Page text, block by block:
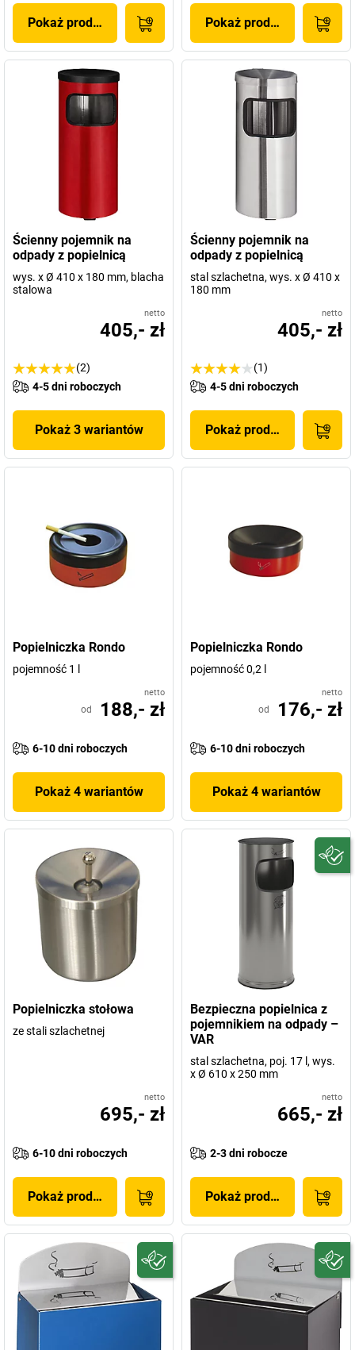
Pokaż produkt Pokaż produkt
Ścienny pojemnik na
odpady z popielnicą
wys. x Ø 410 x 180 mm, blacha
stalowa
netto
405,- zł
(2)
4-5 dni roboczych
Pokaż 3 wariantów
Ścienny pojemnik na
odpady z popielnicą
stal szlachetna, wys. x Ø 410 x
180 mm
netto
405,- zł
(1)
4-5 dni roboczych
Pokaż produkt
Popielniczka Rondo
pojemność 1 l
netto
od 188,- zł
6-10 dni roboczych
Pokaż 4 wariantów
Popielniczka Rondo
pojemność 0,2 l
netto
od 176,- zł
6-10 dni roboczych
Pokaż 4 wariantów
Popielniczka stołowa
ze stali szlachetnej
netto
695,- zł
6-10 dni roboczych
Pokaż produkt
Bezpieczna popielnica z
pojemnikiem na odpady –
VAR
stal szlachetna, poj. 17 l, wys.
x Ø 610 x 250 mm
netto
665,- zł
2-3 dni robocze
Pokaż produkt